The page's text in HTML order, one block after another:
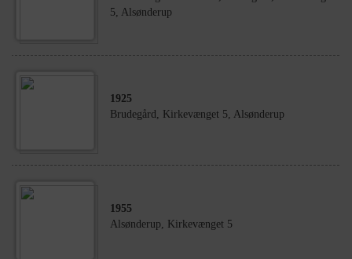
5, Alsønderup
1925
Brudegård, Kirkevænget 5, Alsønderup
1955
Alsønderup, Kirkevænget 5